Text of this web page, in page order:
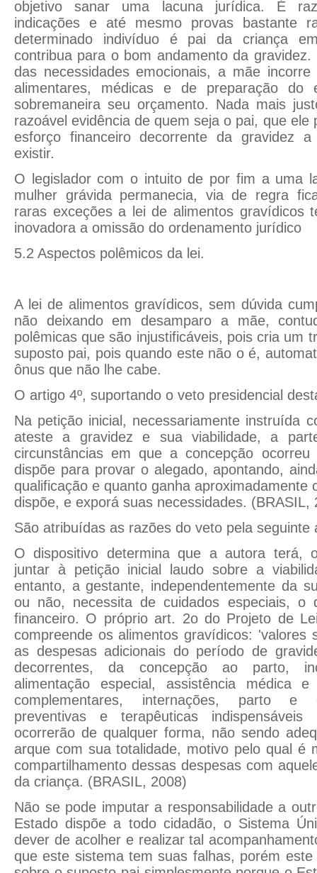
objetivo sanar uma lacuna jurídica. É
indicações e até mesmo provas bastante
determinado indivíduo é pai da criança
contribua para o bom andamento da
das necessidades emocionais, a mãe
alimentares, médicas e de preparação do
sobremaneira seu orçamento. Nada mais
razoável evidência de quem seja o pai, que ele
esforço financeiro decorrente da gravidez
existir.
O legislador com o intuito de por fim a uma
mulher grávida permanecia, via de regra
raras exceções a lei de alimentos gravídicos
inovadora a omissão do ordenamento jurídico
5.2 Aspectos polêmicos da lei.
A lei de alimentos gravídicos, sem dúvida
não deixando em desamparo a mãe,
polêmicas que são injustificáveis, pois cria um
suposto pai, pois quando este não o é,
ônus que não lhe cabe.
O artigo 4º, suportando o veto presidencial
Na petição inicial, necessariamente instruída
ateste a gravidez e sua viabilidade, a
circunstâncias em que a concepção
dispõe para provar o alegado, apontando,
qualificação e quanto ganha aproximadamente
dispõe, e exporá suas necessidades. (BRASIL,
São atribuídas as razões do veto pela seguinte
O dispositivo determina que a autora terá,
juntar à petição inicial laudo sobre a
entanto, a gestante, independentemente da
ou não, necessita de cuidados especiais, o
financeiro. O próprio art. 2o do Projeto de
compreende os alimentos gravídicos: 'valores
as despesas adicionais do período de
decorrentes, da concepção ao parto,
alimentação especial, assistência médica e
complementares, internações, parto e
preventivas e terapêuticas
ocorrerão de qualquer forma, não sendo
arque com sua totalidade, motivo pelo qual é
compartilhamento dessas despesas com
da criança. (BRASIL, 2008)
Não se pode imputar a responsabilidade a
Estado dispõe a todo cidadão, o Sistema
dever de acolher e realizar tal
que este sistema tem suas falhas, porém